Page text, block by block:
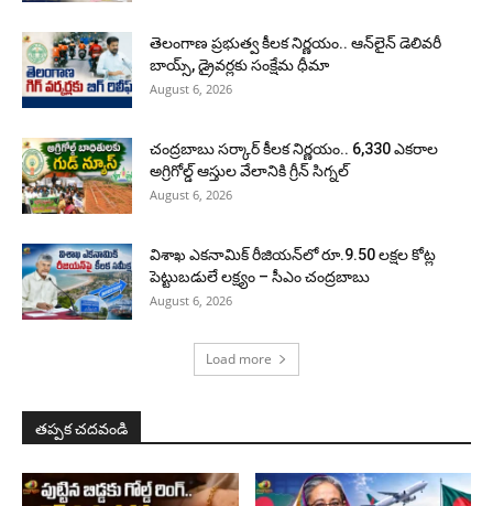
తెలంగాణ ప్రభుత్వ కీలక నిర్ణయం.. ఆన్‌లైన్ డెలివరీ
బాయ్స్, డ్రైవర్లకు సంక్షేమ ధీమా
August 6, 2026
చంద్రబాబు సర్కార్ కీలక నిర్ణయం.. 6,330 ఎకరాల
అగ్రిగోల్డ్ ఆస్తుల వేలానికి గ్రీన్ సిగ్నల్
August 6, 2026
విశాఖ ఎకనామిక్ రీజియన్‌లో రూ.9.50 లక్షల కోట్ల
పెట్టుబడులే లక్ష్యం – సీఎం చంద్రబాబు
August 6, 2026
Load more
తప్పక చదవండి